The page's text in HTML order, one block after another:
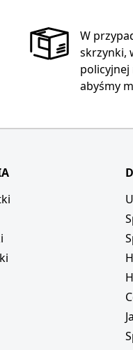
W
skrzynki,
policyjnej
abyśmy